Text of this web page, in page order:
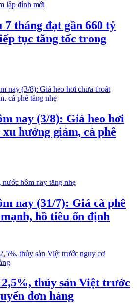
7 tháng đạt gần 660 tỷ
tục tăng tốc trong
nay (3/8): Giá heo hơi
hướng giảm, cà phê
nay (31/7): Giá cà phê
hồ tiêu ổn định
thủy sản Việt trước
đơn hàng